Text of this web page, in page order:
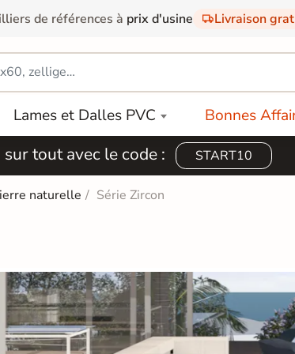
de références à prix d'usine Livraison
Lames et Dalles PVC Bonnes
tout avec le code : START10
naturelle Série Zircon